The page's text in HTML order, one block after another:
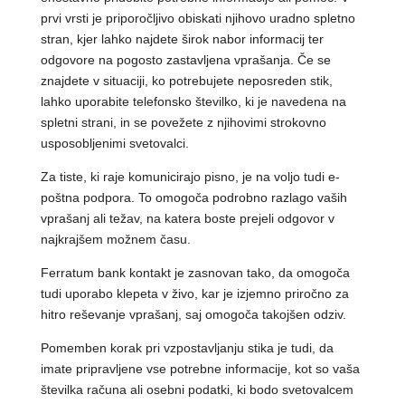
prvi vrsti je priporočljivo obiskati njihovo uradno spletno
stran, kjer lahko najdete širok nabor informacij ter
odgovore na pogosto zastavljena vprašanja. Če se
znajdete v situaciji, ko potrebujete neposreden stik,
lahko uporabite telefonsko številko, ki je navedena na
spletni strani, in se povežete z njihovimi strokovno
usposobljenimi svetovalci.
Za tiste, ki raje komunicirajo pisno, je na voljo tudi e-
poštna podpora. To omogoča podrobno razlago vaših
vprašanj ali težav, na katera boste prejeli odgovor v
najkrajšem možnem času.
Ferratum bank kontakt je zasnovan tako, da omogoča
tudi uporabo klepeta v živo, kar je izjemno priročno za
hitro reševanje vprašanj, saj omogoča takojšen odziv.
Pomemben korak pri vzpostavljanju stika je tudi, da
imate pripravljene vse potrebne informacije, kot so vaša
številka računa ali osebni podatki, ki bodo svetovalcem